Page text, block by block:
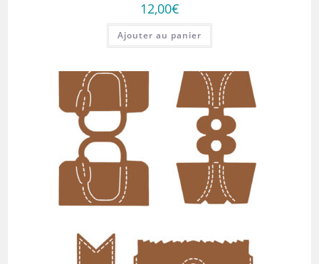
12,00€
Ajouter au panier